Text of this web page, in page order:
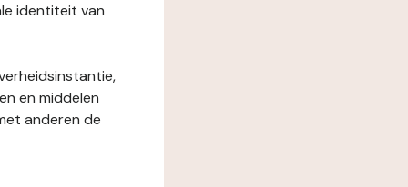
identiteit van
en middelen
anderen de